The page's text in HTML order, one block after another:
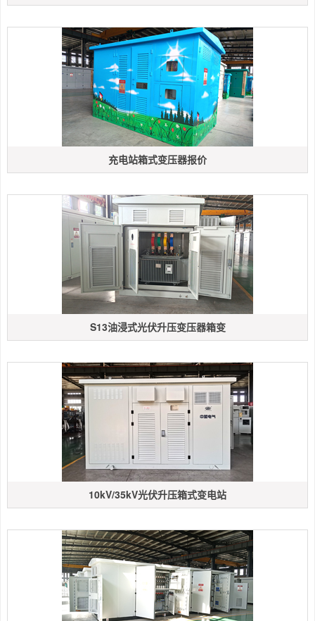
充电站箱式变压器报价
S13油浸式光伏升压变压器箱变
10kV/35kV光伏升压箱式变电站